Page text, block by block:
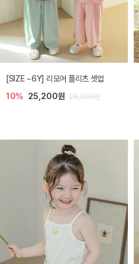
[SIZE ~6Y] 리모어 플리츠 셋업
10% 25,200원 28,000원